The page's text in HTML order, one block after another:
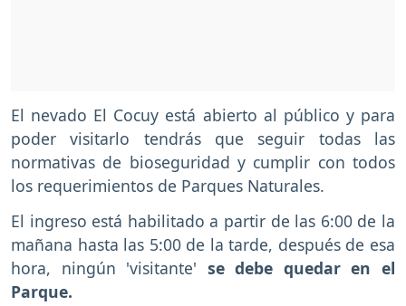
El nevado El Cocuy está abierto al público y para
poder visitarlo tendrás que seguir todas las
normativas de bioseguridad y cumplir con todos
los requerimientos de Parques Naturales.
El ingreso está habilitado a partir de las 6:00 de la
mañana hasta las 5:00 de la tarde, después de esa
hora, ningún 'visitante' se debe quedar en el
Parque.